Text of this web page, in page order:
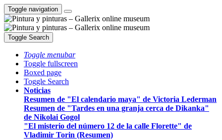
Toggle navigation
Toggle Search
Toggle menubar
Toggle fullscreen
Boxed page
Toggle Search
Noticias
Resumen de "El calendario maya" de Victoria Lederman
Resumen de "Tardes en una granja cerca de Dikanka"
de Nikolai Gogol
"El misterio del número 12 de la calle Florette" de
Vladimir Torin (Resumen)